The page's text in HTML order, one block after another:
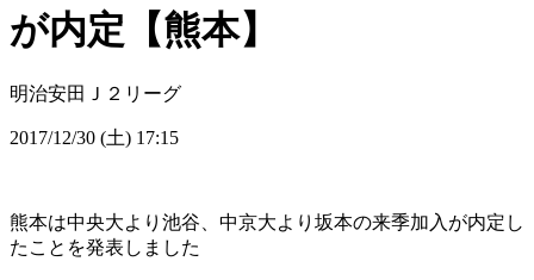
が内定【熊本】
明治安田Ｊ２リーグ
2017/12/30 (土) 17:15
熊本は中央大より池谷、中京大より坂本の来季加入が内定し
たことを発表しました